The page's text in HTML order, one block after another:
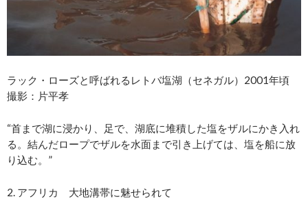
ラック・ローズと呼ばれるレトバ塩湖（セネガル）2001年頃
撮影：片平孝
“首まで湖に浸かり、足で、湖底に堆積した塩をザルにかき入れ
る。結んだロープでザルを水面まで引き上げては、塩を船に放
り込む。”
2. アフリカ 大地溝帯に魅せられて